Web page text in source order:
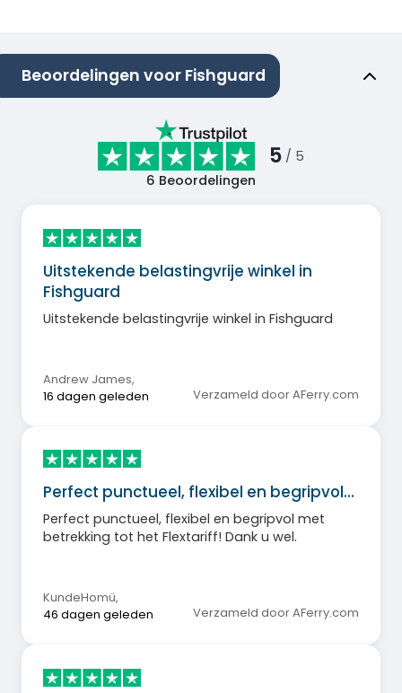
Beoordelingen voor Fishguard
5 / 5
6 Beoordelingen
Uitstekende belastingvrije winkel in
Fishguard
Uitstekende belastingvrije winkel in Fishguard
Andrew James,
16 dagen geleden
Verzameld door AFerry.com
Perfect punctueel, flexibel en begripvol…
Perfect punctueel, flexibel en begripvol met
betrekking tot het Flextariff! Dank u wel.
KundeHomü,
46 dagen geleden
Verzameld door AFerry.com